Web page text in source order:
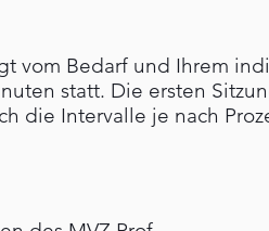
vom Bedarf und Ihrem
statt. Die ersten
die Intervalle je nach